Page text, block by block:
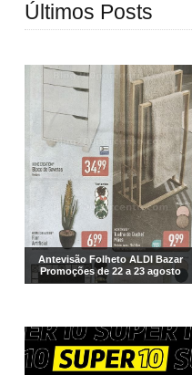
Últimos Posts
Antevisão Folheto ALDI Bazar
Promoções de 22 a 23 agosto